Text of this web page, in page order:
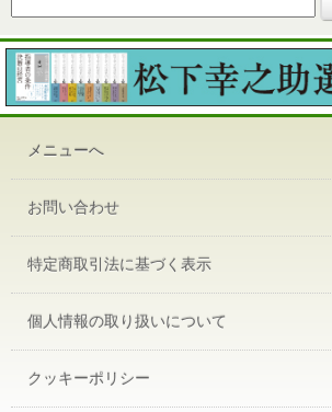
メニューへ
お問い合わせ
特定商取引法に基づく表示
個人情報の取り扱いについて
クッキーポリシー